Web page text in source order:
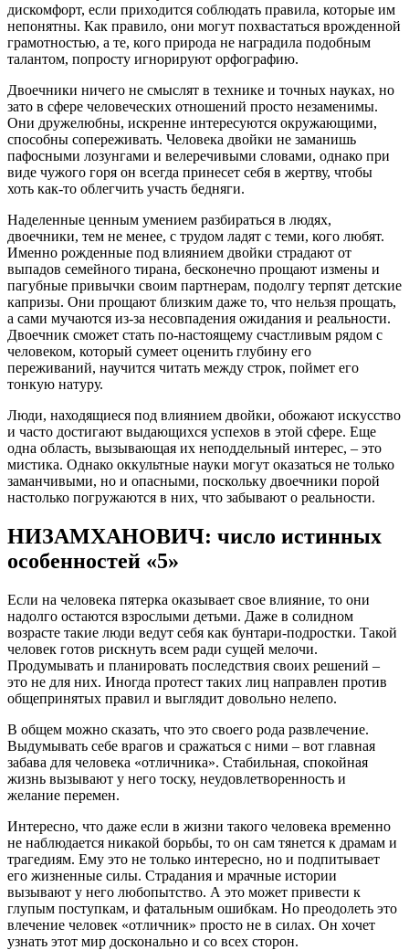
дискомфорт, если приходится соблюдать правила, которые им
непонятны. Как правило, они могут похвастаться врожденной
грамотностью, а те, кого природа не наградила подобным
талантом, попросту игнорируют орфографию.
Двоечники ничего не смыслят в технике и точных науках, но
зато в сфере человеческих отношений просто незаменимы.
Они дружелюбны, искренне интересуются окружающими,
способны сопереживать. Человека двойки не заманишь
пафосными лозунгами и велеречивыми словами, однако при
виде чужого горя он всегда принесет себя в жертву, чтобы
хоть как-то облегчить участь бедняги.
Наделенные ценным умением разбираться в людях,
двоечники, тем не менее, с трудом ладят с теми, кого любят.
Именно рожденные под влиянием двойки страдают от
выпадов семейного тирана, бесконечно прощают измены и
пагубные привычки своим партнерам, подолгу терпят детские
капризы. Они прощают близким даже то, что нельзя прощать,
а сами мучаются из-за несовпадения ожидания и реальности.
Двоечник сможет стать по-настоящему счастливым рядом с
человеком, который сумеет оценить глубину его
переживаний, научится читать между строк, поймет его
тонкую натуру.
Люди, находящиеся под влиянием двойки, обожают искусство
и часто достигают выдающихся успехов в этой сфере. Еще
одна область, вызывающая их неподдельный интерес, – это
мистика. Однако оккультные науки могут оказаться не только
заманчивыми, но и опасными, поскольку двоечники порой
настолько погружаются в них, что забывают о реальности.
НИЗАМХАНОВИЧ: число истинных
особенностей «5»
Если на человека пятерка оказывает свое влияние, то они
надолго остаются взрослыми детьми. Даже в солидном
возрасте такие люди ведут себя как бунтари-подростки. Такой
человек готов рискнуть всем ради сущей мелочи.
Продумывать и планировать последствия своих решений –
это не для них. Иногда протест таких лиц направлен против
общепринятых правил и выглядит довольно нелепо.
В общем можно сказать, что это своего рода развлечение.
Выдумывать себе врагов и сражаться с ними – вот главная
забава для человека «отличника». Стабильная, спокойная
жизнь вызывают у него тоску, неудовлетворенность и
желание перемен.
Интересно, что даже если в жизни такого человека временно
не наблюдается никакой борьбы, то он сам тянется к драмам и
трагедиям. Ему это не только интересно, но и подпитывает
его жизненные силы. Страдания и мрачные истории
вызывают у него любопытство. А это может привести к
глупым поступкам, и фатальным ошибкам. Но преодолеть это
влечение человек «отличник» просто не в силах. Он хочет
узнать этот мир досконально и со всех сторон.